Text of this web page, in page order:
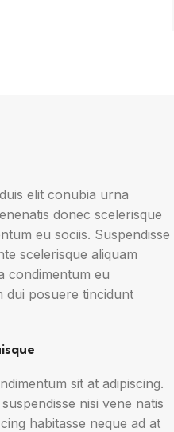
elit conubia urna
donec scelerisque
eu sociis. Suspendisse
scelerisque aliquam
condimentum eu
dui posuere tincidunt
sit at adipiscing.
nisi vene natis
habitasse neque ad at